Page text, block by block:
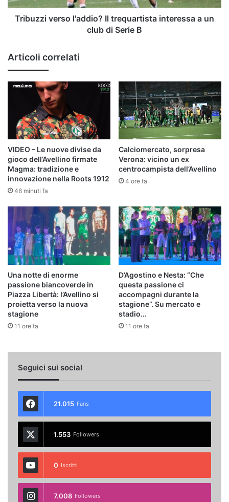
club
Tribuzzi verso l'addio? Il trequartista interessa a un
club di Serie B
Articoli correlati
VIDEO – Le nuove divise da
gioco dell’Avellino firmate
Magma: tradizione e
innovazione nella Roots 1912
46 minuti fa
Calciomercato, sorpresa
Verona: vicino un ex
centrocampista dell’Avellino
4 ore fa
Una notte di enorme
passione biancoverde in
Piazza Libertà: l’Avellino si
proietta verso la nuova
stagione
11 ore fa
D’Agostino e Nesta: “Che
questa passione ci
accompagni durante la
stagione”. Su mercato e
stadio…
11 ore fa
Seguici sui social
21.015 Fans
1.553 Followers
0 Iscritti
7.008 Followers